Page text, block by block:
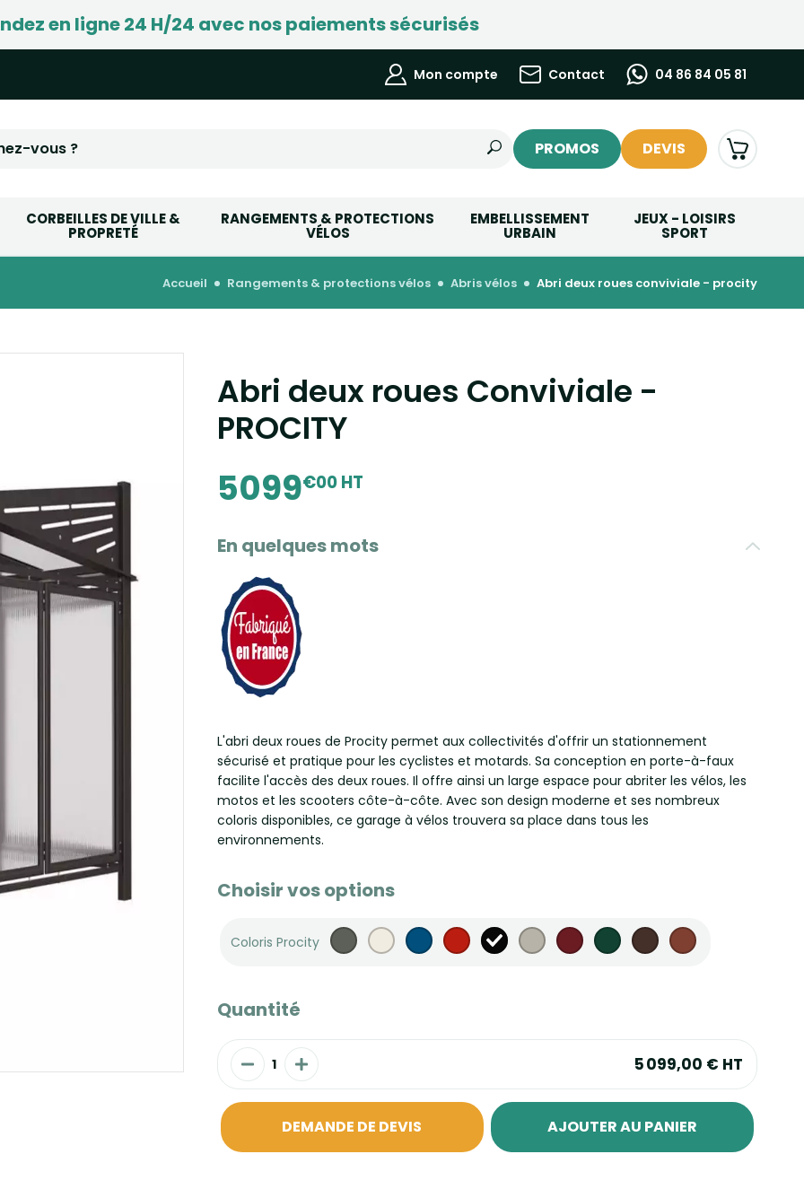
en ligne 24 H/24 avec nos paiements sécurisés
Mon compte Contact 04 86 84 05 81
PROMOS DEVIS
CORBEILLES DE VILLE &
PROPRETÉ
RANGEMENTS & PROTECTIONS
VÉLOS
EMBELLISSEMENT
URBAIN
JEUX - LOISIRS
SPORT
accueil rangements & protections vélos abris vélos abri deux roues conviviale - procity
Abri deux roues Conviviale -
PROCITY
5099€00 HT
En quelques mots
L'abri deux roues de Procity permet aux collectivités d'offrir un stationnement
sécurisé et pratique pour les cyclistes et motards. Sa conception en porte-à-faux
facilite l'accès des deux roues. Il offre ainsi un large espace pour abriter les vélos, les
motos et les scooters côte-à-côte. Avec son design moderne et ses nombreux
coloris disponibles, ce garage à vélos trouvera sa place dans tous les
environnements.
Choisir vos options
Coloris Procity
Quantité
5 099,00 € HT
DEMANDE DE DEVIS AJOUTER AU PANIER